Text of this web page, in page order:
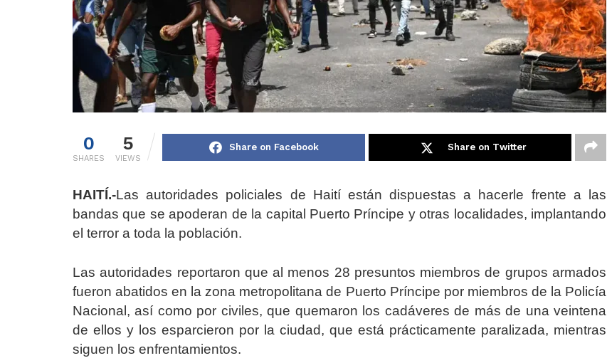
0
SHARES
5
VIEWS
Share on Facebook Share on Twitter
HAITÍ.-Las autoridades policiales de Haití están dispuestas a hacerle frente a las
bandas que se apoderan de la capital Puerto Príncipe y otras localidades, implantando
el terror a toda la población.
Las autoridades reportaron que al menos 28 presuntos miembros de grupos armados
fueron abatidos en la zona metropolitana de Puerto Príncipe por miembros de la Policía
Nacional, así como por civiles, que quemaron los cadáveres de más de una veintena
de ellos y los esparcieron por la ciudad, que está prácticamente paralizada, mientras
siguen los enfrentamientos.